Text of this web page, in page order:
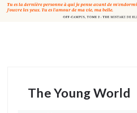
The Young World